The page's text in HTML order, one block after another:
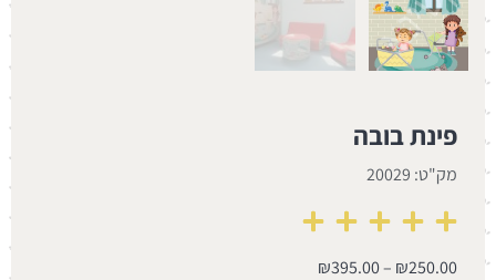
פינת בובה
מק"ט: 20029
₪250.00
–
₪395.00